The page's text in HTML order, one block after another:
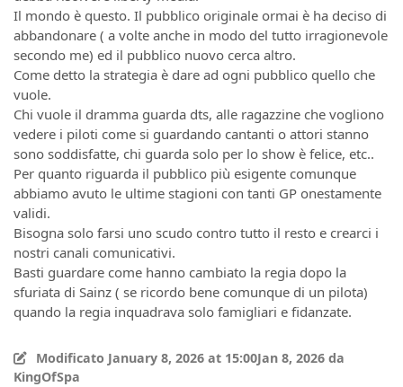
Il mondo è questo. Il pubblico originale ormai è ha deciso di
abbandonare ( a volte anche in modo del tutto irragionevole
secondo me) ed il pubblico nuovo cerca altro.
Come detto la strategia è dare ad ogni pubblico quello che
vuole.
Chi vuole il dramma guarda dts, alle ragazzine che vogliono
vedere i piloti come si guardando cantanti o attori stanno
sono soddisfatte, chi guarda solo per lo show è felice, etc..
Per quanto riguarda il pubblico più esigente comunque
abbiamo avuto le ultime stagioni con tanti GP onestamente
validi.
Bisogna solo farsi uno scudo contro tutto il resto e crearci i
nostri canali comunicativi.
Basti guardare come hanno cambiato la regia dopo la
sfuriata di Sainz ( se ricordo bene comunque di un pilota)
quando la regia inquadrava solo famigliari e fidanzate.
Modificato January 8, 2026 at 15:00Jan 8, 2026 da
KingOfSpa